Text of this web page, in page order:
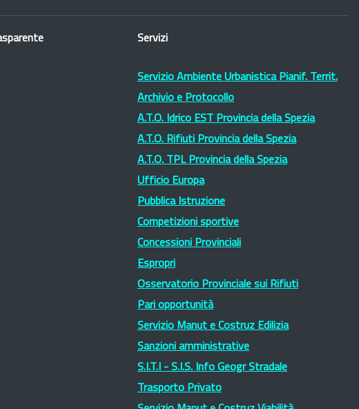
Servizi
Servizio Ambiente Urbanistica Pianif. Territ.
Archivio e Protocollo
A.T.O. Idrico EST Provincia della Spezia
A.T.O. Rifiuti Provincia della Spezia
A.T.O. TPL Provincia della Spezia
Ufficio Europa
Pubblica Istruzione
Competizioni sportive
Concessioni Provinciali
Espropri
Osservatorio Provinciale sui Rifiuti
Pari opportunità
Servizio Manut e Costruz Edilizia
Sanzioni amministrative
S.I.T.I - S.I.S. Info Geogr Stradale
Trasporto Privato